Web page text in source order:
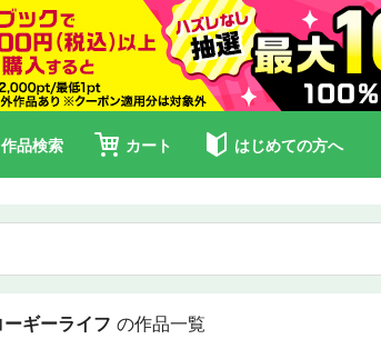
作品検索 カート はじめての方へ
ギーライフ の作品一覧